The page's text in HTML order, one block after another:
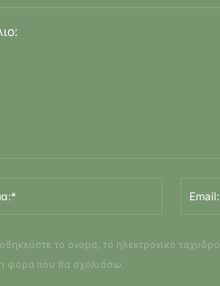
το όνομα, το ηλεκτρονικό
φορά που θα σχολιάσω.